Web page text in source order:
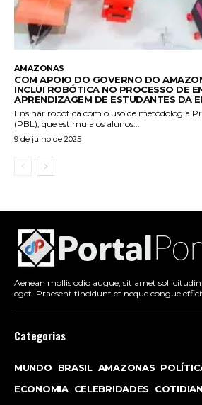
AMAZONAS
COM APOIO DO GOVERNO DO
INCLUI ROBÓTICA NO PROCESSO DE
APRENDIZAGEM DE ESTUDANTES DA
Ensinar robótica com o uso de metodologia
(PBL), que estimula os alunos...
9 de julho de 2025
Aenean mollis odio augue, sit amet
eget. Praesent tincidunt et neque congue
Categorias
MUNDO BRASIL AMAZONAS
ECONOMIA CELEBRIDADES